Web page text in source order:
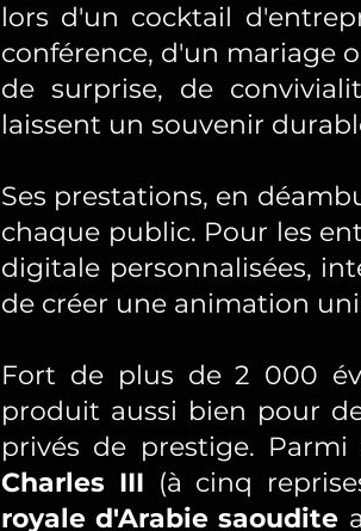
lors d'un cocktail
conférence, d'un mariage
de surprise, de
laissent un souvenir
Ses prestations, en
chaque public. Pour les
digitale personnalisées,
de créer une animation
Fort de plus de 2 000
produit aussi bien pour
privés de prestige.
Charles III (à cinq
royale d'Arabie saoudite